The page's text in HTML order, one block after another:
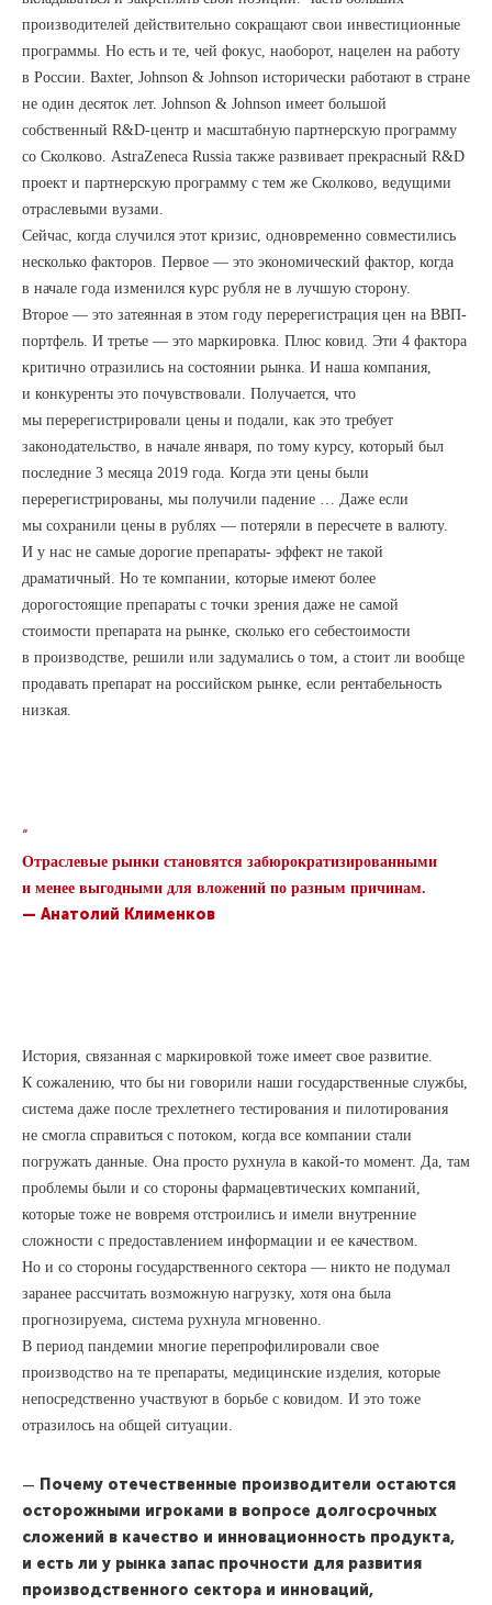
производителей действительно сокращают свои инвестиционные
программы. Но есть и те, чей фокус, наоборот, нацелен на работу
в России. Baxter, Johnson & Johnson исторически работают в стране
не один десяток лет. Johnson & Johnson имеет большой
собственный R&D-центр и масштабную партнерскую программу
со Сколково. AstraZeneca Russia также развивает прекрасный R&D
проект и партнерскую программу с тем же Сколково, ведущими
отраслевыми вузами.
Сейчас, когда случился этот кризис, одновременно совместились
несколько факторов. Первое — это экономический фактор, когда
в начале года изменился курс рубля не в лучшую сторону.
Второе — это затеянная в этом году перерегистрация цен на ВВП-
портфель. И третье — это маркировка. Плюс ковид. Эти 4 фактора
критично отразились на состоянии рынка. И наша компания,
и конкуренты это почувствовали. Получается, что
мы перерегистрировали цены и подали, как это требует
законодательство, в начале января, по тому курсу, который был
последние 3 месяца 2019 года. Когда эти цены были
перерегистрированы, мы получили падение … Даже если
мы сохранили цены в рублях — потеряли в пересчете в валюту.
И у нас не самые дорогие препараты- эффект не такой
драматичный. Но те компании, которые имеют более
дорогостоящие препараты с точки зрения даже не самой
стоимости препарата на рынке, сколько его себестоимости
в производстве, решили или задумались о том, а стоит ли вообще
продавать препарат на российском рынке, если рентабельность
низкая.
“
Отраслевые рынки становятся забюрократизированными
и менее выгодными для вложений по разным причинам.
— Анатолий Клименков
История, связанная с маркировкой тоже имеет свое развитие.
К сожалению, что бы ни говорили наши государственные службы,
система даже после трехлетнего тестирования и пилотирования
не смогла справиться с потоком, когда все компании стали
погружать данные. Она просто рухнула в какой-то момент. Да, там
проблемы были и со стороны фармацевтических компаний,
которые тоже не вовремя отстроились и имели внутренние
сложности с предоставлением информации и ее качеством.
Но и со стороны государственного сектора — никто не подумал
заранее рассчитать возможную нагрузку, хотя она была
прогнозируема, система рухнула мгновенно.
В период пандемии многие перепрофилировали свое
производство на те препараты, медицинские изделия, которые
непосредственно участвуют в борьбе с ковидом. И это тоже
отразилось на общей ситуации.
— Почему отечественные производители остаются
осторожными игроками в вопросе долгосрочных
сложений в качество и инновационность продукта,
и есть ли у рынка запас прочности для развития
производственного сектора и инноваций,